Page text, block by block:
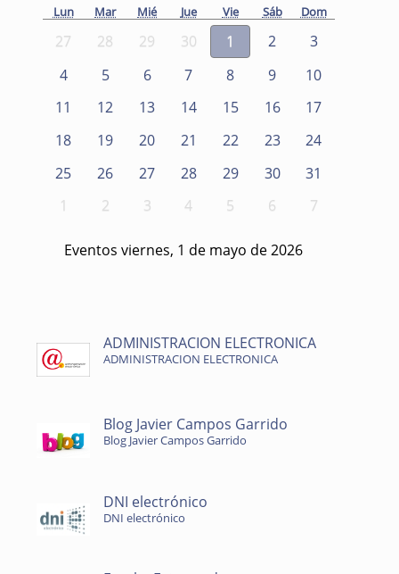
Lun Mar Mié Jue Vie Sáb Dom
27 28 29 30 1 2
3
4
5 6 7 8 9
10
11
12 13 14 15 16
17
18
19 20 21 22 23
24
25
26 27 28 29 30
31
1
2 3 4 5 6 7
Eventos viernes, 1 de mayo de 2026
ADMINISTRACION ELECTRONICA
ADMINISTRACION ELECTRONICA
Blog Javier Campos Garrido
Blog Javier Campos Garrido
DNI electrónico
DNI electrónico